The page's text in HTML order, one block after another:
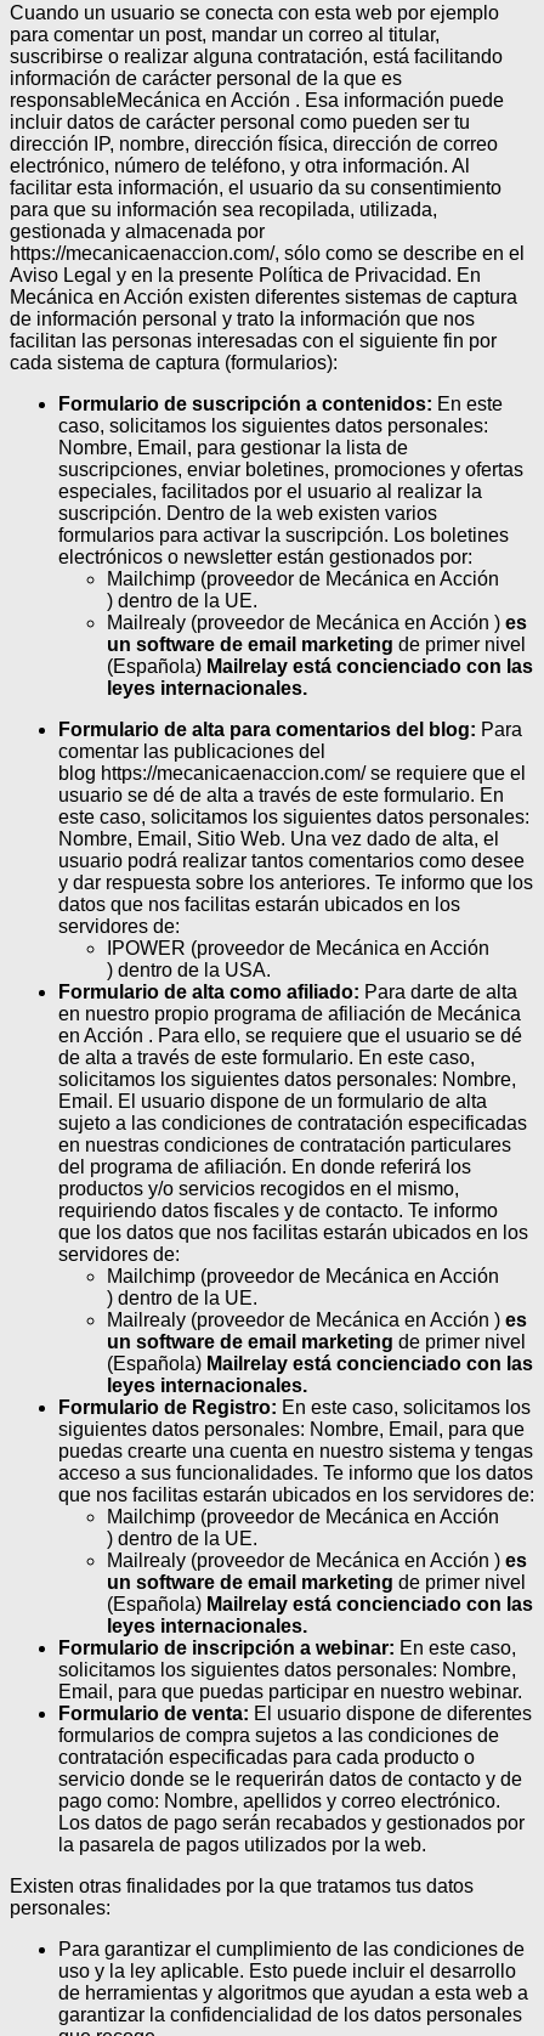
Cuando un usuario se conecta con esta web por ejemplo
para comentar un post, mandar un correo al titular,
suscribirse o realizar alguna contratación, está facilitando
información de carácter personal de la que es
responsableMecánica en Acción . Esa información puede
incluir datos de carácter personal como pueden ser tu
dirección IP, nombre, dirección física, dirección de correo
electrónico, número de teléfono, y otra información. Al
facilitar esta información, el usuario da su consentimiento
para que su información sea recopilada, utilizada,
gestionada y almacenada por
https://mecanicaenaccion.com/, sólo como se describe en el
Aviso Legal y en la presente Política de Privacidad. En
Mecánica en Acción existen diferentes sistemas de captura
de información personal y trato la información que nos
facilitan las personas interesadas con el siguiente fin por
cada sistema de captura (formularios):
Formulario de suscripción a contenidos: En este
caso, solicitamos los siguientes datos personales:
Nombre, Email, para gestionar la lista de
suscripciones, enviar boletines, promociones y ofertas
especiales, facilitados por el usuario al realizar la
suscripción. Dentro de la web existen varios
formularios para activar la suscripción. Los boletines
electrónicos o newsletter están gestionados por:
Mailchimp (proveedor de Mecánica en Acción
) dentro de la UE.
Mailrealy (proveedor de Mecánica en Acción ) es
un software de email marketing de primer nivel
(Española) Mailrelay está concienciado con las
leyes internacionales.
Formulario de alta para comentarios del blog: Para
comentar las publicaciones del
blog https://mecanicaenaccion.com/ se requiere que el
usuario se dé de alta a través de este formulario. En
este caso, solicitamos los siguientes datos personales:
Nombre, Email, Sitio Web. Una vez dado de alta, el
usuario podrá realizar tantos comentarios como desee
y dar respuesta sobre los anteriores. Te informo que los
datos que nos facilitas estarán ubicados en los
servidores de:
IPOWER (proveedor de Mecánica en Acción
) dentro de la USA.
Formulario de alta como afiliado: Para darte de alta
en nuestro propio programa de afiliación de Mecánica
en Acción . Para ello, se requiere que el usuario se dé
de alta a través de este formulario. En este caso,
solicitamos los siguientes datos personales: Nombre,
Email. El usuario dispone de un formulario de alta
sujeto a las condiciones de contratación especificadas
en nuestras condiciones de contratación particulares
del programa de afiliación. En donde referirá los
productos y/o servicios recogidos en el mismo,
requiriendo datos fiscales y de contacto. Te informo
que los datos que nos facilitas estarán ubicados en los
servidores de:
Mailchimp (proveedor de Mecánica en Acción
) dentro de la UE.
Mailrealy (proveedor de Mecánica en Acción ) es
un software de email marketing de primer nivel
(Española) Mailrelay está concienciado con las
leyes internacionales.
Formulario de Registro: En este caso, solicitamos los
siguientes datos personales: Nombre, Email, para que
puedas crearte una cuenta en nuestro sistema y tengas
acceso a sus funcionalidades. Te informo que los datos
que nos facilitas estarán ubicados en los servidores de:
Mailchimp (proveedor de Mecánica en Acción
) dentro de la UE.
Mailrealy (proveedor de Mecánica en Acción ) es
un software de email marketing de primer nivel
(Española) Mailrelay está concienciado con las
leyes internacionales.
Formulario de inscripción a webinar: En este caso,
solicitamos los siguientes datos personales: Nombre,
Email, para que puedas participar en nuestro webinar.
Formulario de venta: El usuario dispone de diferentes
formularios de compra sujetos a las condiciones de
contratación especificadas para cada producto o
servicio donde se le requerirán datos de contacto y de
pago como: Nombre, apellidos y correo electrónico.
Los datos de pago serán recabados y gestionados por
la pasarela de pagos utilizados por la web.
Existen otras finalidades por la que tratamos tus datos
personales:
Para garantizar el cumplimiento de las condiciones de
uso y la ley aplicable. Esto puede incluir el desarrollo
de herramientas y algoritmos que ayudan a esta web a
garantizar la confidencialidad de los datos personales